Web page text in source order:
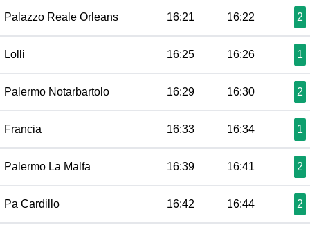
Palazzo Reale Orleans 16:21 16:22 2
Lolli 16:25 16:26 1
Palermo Notarbartolo 16:29 16:30 2
Francia 16:33 16:34 1
Palermo La Malfa 16:39 16:41 2
Pa Cardillo 16:42 16:44 2